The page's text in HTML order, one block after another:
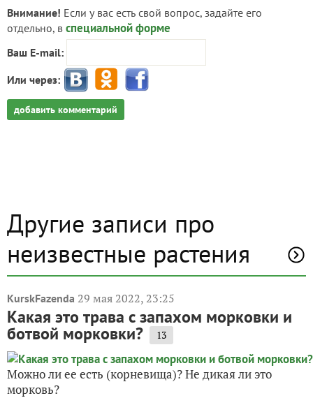
Внимание! Если у вас есть свой вопрос, задайте его
отдельно, в специальной форме
Ваш E-mail:
Или через:
добавить комментарий
Другие записи про
неизвестные растения
KurskFazenda 29 мая 2022, 23:25
Какая это трава с запахом морковки и
ботвой морковки? 13
Можно ли ее есть (корневища)? Не дикая ли это
морковь?